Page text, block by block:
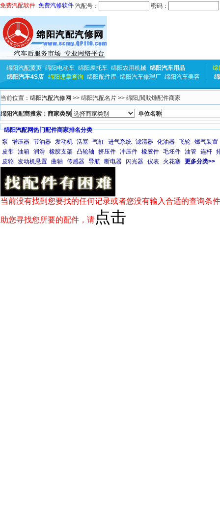
免费汽配软件 免费汽修软件 汽配号： 密码：
绵阳汽配黄页 绵阳电动车 绵阳摩托车 绵阳农用机械 绵阳汽车用品
绵阳汽车4S店
绵阳违章查询 绵阳配件库 绵阳汽车修理厂 绵阳汽车美容
绵
当前位置： 绵阳汽配汽修网 >> 绵阳汽配名片 >> 绵阳,閲戝煄配件商家
绵阳汽配商搜索：商家类别 单位名称
绵阳汽配网热门配件商家排名分类
泵
增压器 节油器 发动机 活塞 气缸 进气系统 滤清器 化油器 飞轮 燃气装置
皮带 油箱 润滑 橡胶支架 凸轮轴 挤压件 冲压件 橡胶件 毛坯件 油管 连杆
皮轮 发动机悬置 曲轴 传感器 导航 断电器 闪光器 仪表 火花塞 更多分类>>
当前没有找到您要找的任何记录或者您没有输入合适的查询条
助您寻找您所要的配件，请 点击